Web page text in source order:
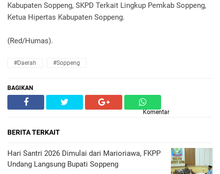
Kabupaten Soppeng, SKPD Terkait Lingkup Pemkab Soppeng,
Ketua Hipertas Kabupaten Soppeng.
(Red/Humas).
#Daerah #Soppeng
BAGIKAN
Komentar
BERITA TERKAIT
Hari Santri 2026 Dimulai dari Marioriawa, FKPP
Undang Langsung Bupati Soppeng